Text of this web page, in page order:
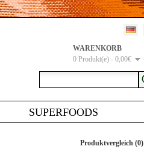
WARENKORB
0 Produkt(e) - 0,00€
SUPERFOODS
Produktvergleich (0)